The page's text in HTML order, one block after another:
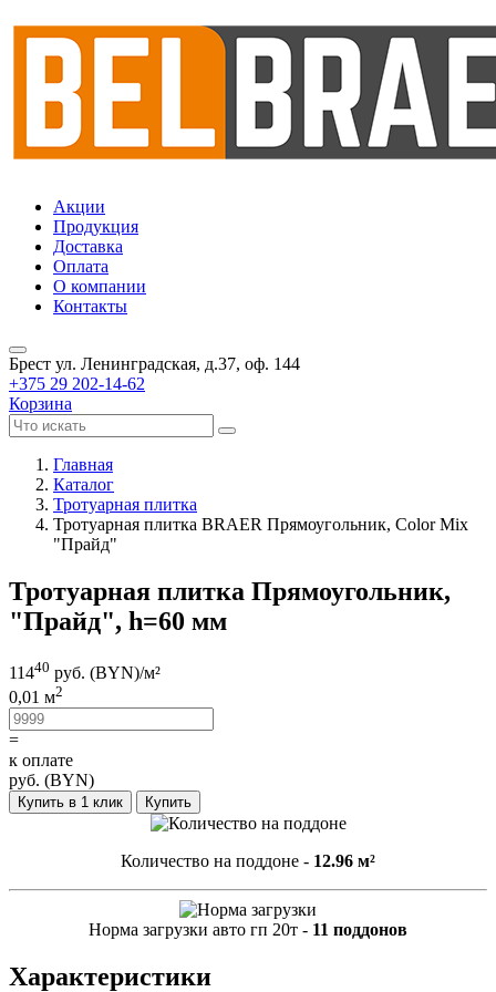
Акции
Продукция
Доставка
Оплата
О компании
Контакты
Брест ул. Ленинградская, д.37, оф. 144
+375 29 202-14-62
Корзина
Главная
Каталог
Тротуарная плитка
Тротуарная плитка BRAER Прямоугольник, Color Mix
"Прайд"
Тротуарная плитка Прямоугольник,
"Прайд", h=60 мм
11440 руб. (BYN)/м²
0,01 м2
=
к оплате
руб. (BYN)
Купить в 1 клик Купить
Количество на поддоне - 12.96 м²
Норма загрузки авто гп 20т - 11 поддонов
Характеристики